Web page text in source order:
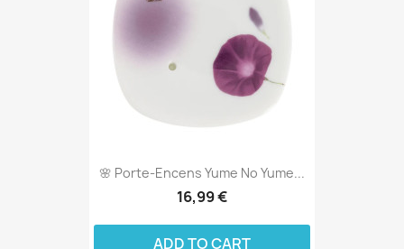
🌸 Porte-Encens Yume No Yume...
16,99 €
ADD TO CART